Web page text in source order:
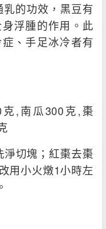
的功效，黑豆有
浮腫的作用。此
、手足冰冷者有
,南瓜300克,棗
切塊；紅棗去棗
用小火燉1小時左